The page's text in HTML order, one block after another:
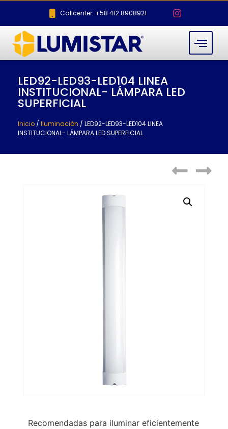
Callcenter: +58 412 8908921
LED92-LED93-LED104 LINEA
INSTITUCIONAL- LÁMPARA LED
SUPERFICIAL
Inicio / Iluminación / LED92-LED93-LED104 LINEA
INSTITUCIONAL- LÁMPARA LED SUPERFICIAL
Recomendadas para iluminar eficientemente